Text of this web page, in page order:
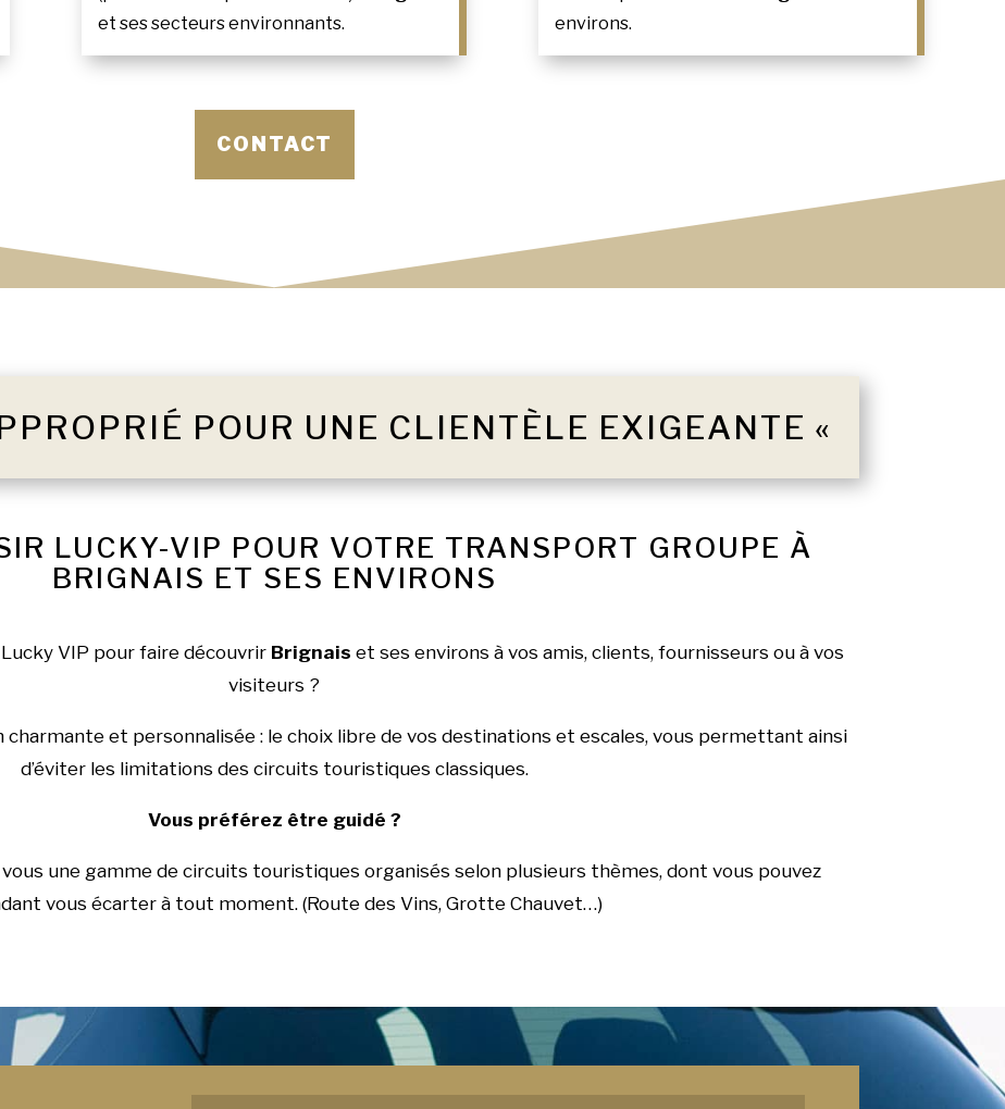
et ses secteurs environnants.
environs.
CONTACT
POUR UNE CLIENTÈLE EXIGEANTE «
LUCKY-VIP POUR VOTRE TRANSPORT GROUPE À
BRIGNAIS ET SES ENVIRONS
VIP pour faire découvrir Brignais et ses environs à vos amis, clients, fournisseurs ou à vos
visiteurs ?
et personnalisée : le choix libre de vos destinations et escales, vous permettant ainsi
d’éviter les limitations des circuits touristiques classiques.
Vous préférez être guidé ?
une gamme de circuits touristiques organisés selon plusieurs thèmes, dont vous pouvez
vous écarter à tout moment. (Route des Vins, Grotte Chauvet…)